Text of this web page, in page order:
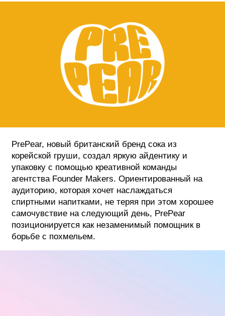
PrePear, новый британский бренд сока из
корейской груши, создал яркую айдентику и
упаковку с помощью креативной команды
агентства Founder Makers. Ориентированный на
аудиторию, которая хочет наслаждаться
спиртными напитками, не теряя при этом хорошее
самочувствие на следующий день, PrePear
позиционируется как незаменимый помощник в
борьбе с похмельем.
ФОТОГРАФИЯ
ТИПОГРАФИКА
ИСТОРИИ БРЕНДОВ
О ПРОЕКТЕ
РЕКЛАМА